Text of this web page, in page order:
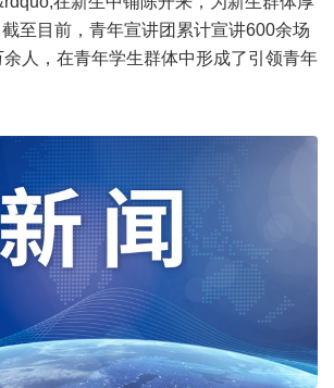
至目前，青年宣讲团累计宣讲600余场
人，在青年学生群体中形成了引领青年